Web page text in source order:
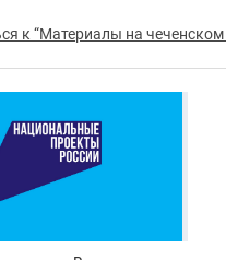
к “Материалы на